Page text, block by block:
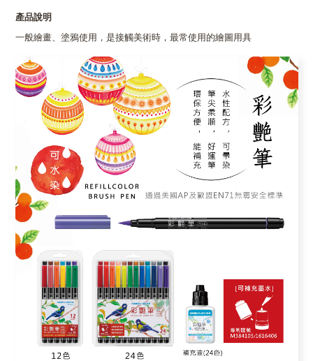
產品說明
一般繪畫、塗鴉使用，是接觸美術時，最常使用的繪圖用具